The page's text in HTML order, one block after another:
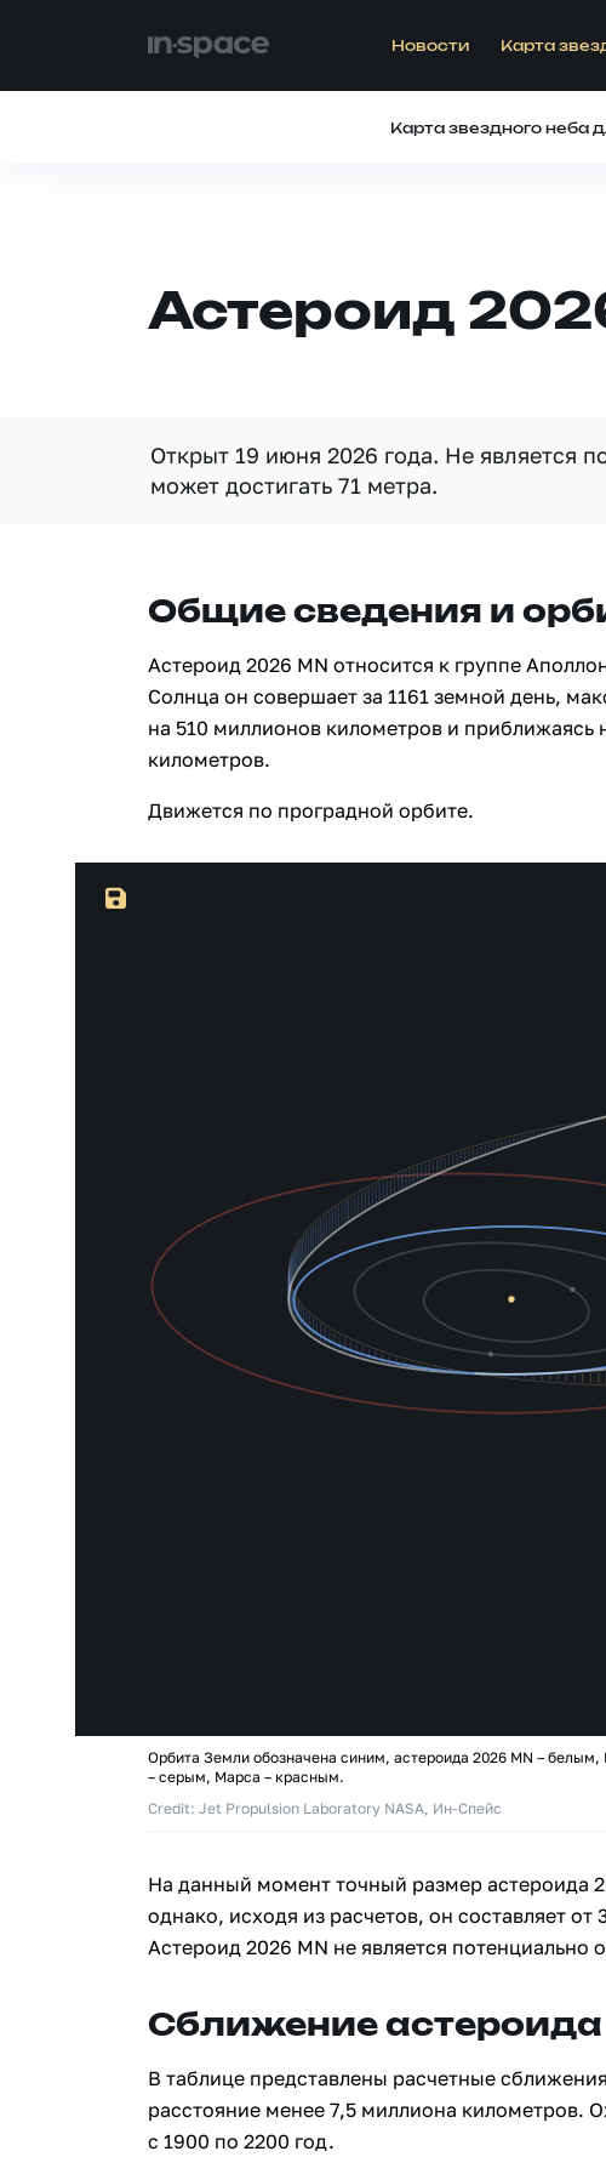
Новости Карта
Карта звездного неба
Астероид
Открыт 19 июня 2026 года. Не является
может достигать 71 метра.
Общие сведения и
Астероид 2026 MN относится к группе
Солнца он совершает за 1161 земной день,
на 510 миллионов километров и приближаясь
километров.
Движется по проградной орбите.
Орбита Земли обозначена синим, астероида 2026 MN –
– серым, Марса – красным.
Credit: Jet Propulsion Laboratory NASA, Ин-Спейс
На данный момент точный размер астероида
однако, исходя из расчетов, он составляет от
Астероид 2026 MN не является потенциально
Сближение
В таблице представлены расчетные
расстояние менее 7,5 миллиона километров.
с 1900 по 2200 год.